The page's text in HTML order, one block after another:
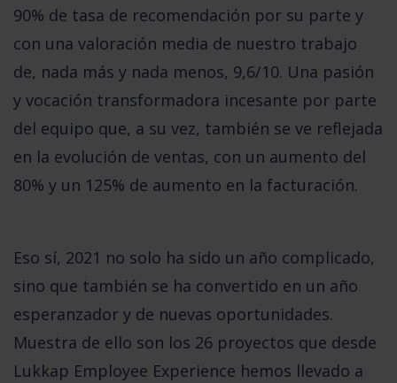
90% de tasa de recomendación por su parte y
con una valoración media de nuestro trabajo
de, nada más y nada menos, 9,6/10. Una pasión
y vocación transformadora incesante por parte
del equipo que, a su vez, también se ve reflejada
en la evolución de ventas, con un aumento del
80% y un 125% de aumento en la facturación.
Eso sí, 2021 no solo ha sido un año complicado,
sino que también se ha convertido en un año
esperanzador y de nuevas oportunidades.
Muestra de ello son los 26 proyectos que desde
Lukkap Employee Experience hemos llevado a